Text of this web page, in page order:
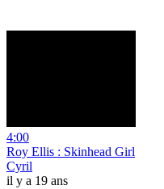
4:00
Roy Ellis : Skinhead Girl
Cyril
il y a 19 ans